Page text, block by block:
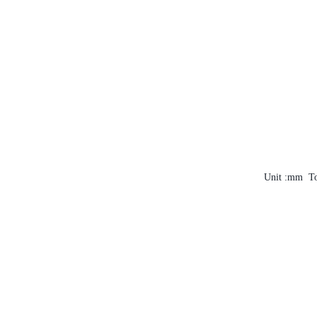
Unit :mm